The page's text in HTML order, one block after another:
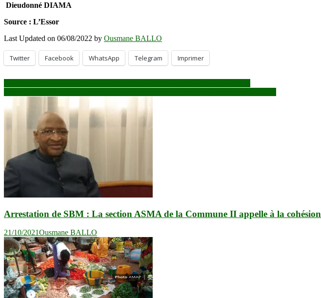
Dieudonné DIAMA
Source : L’Essor
Last Updated on 06/08/2022 by Ousmane BALLO
Twitter Facebook WhatsApp Telegram Imprimer
Navigation
de
l’article
Arrestation de SBM : La section ASMA de la Commune II appelle à la cohésion
21/10/2021Ousmane BALLO